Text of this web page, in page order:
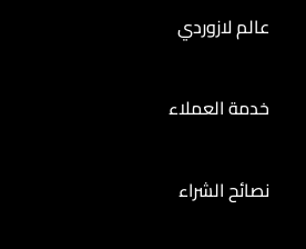
عالم لازوردي
خدمة العملاء
نصائح الشراء